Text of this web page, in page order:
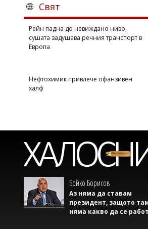
Свят
Рейн падна до невиждано ниво,
сушата задушава речния транспорт в
Европа
Нефтохимик привлече офанзивен
халф
Бойко Борисов
Аз няма да ставам
президент, защото
няма какво да се